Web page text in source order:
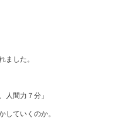
ました。
人間力７分」
していくのか。